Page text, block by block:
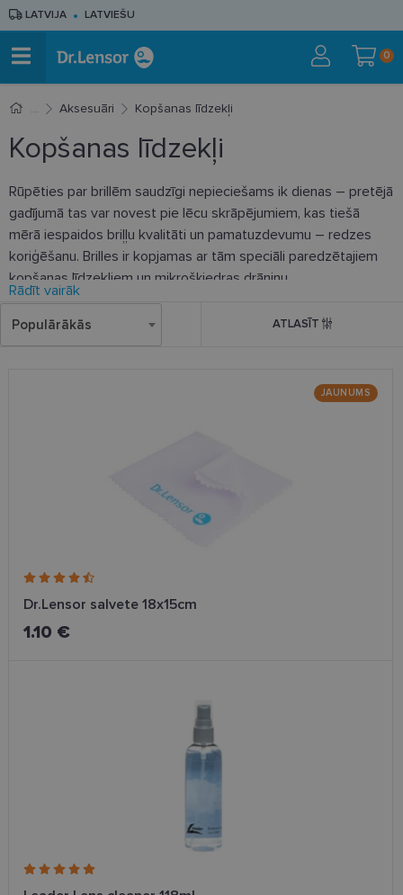
LATVIJA LATVIEŠU
0
Aksesuāri Kopšanas līdzekļi
Kopšanas līdzekļi
Rūpēties par brillēm saudzīgi nepieciešams ik dienas – pretējā
gadījumā tas var novest pie lēcu skrāpējumiem, kas tiešā
mērā iespaidos briļļu kvalitāti un pamatuzdevumu – redzes
koriģēšanu. Brilles ir kopjamas ar tām speciāli paredzētajiem
kopšanas līdzekļiem un mikrošķiedras drāniņu.
Rādīt vairāk
Populārākās ATLASĪT
JAUNUMS
Dr.Lensor salvete 18x15cm
1.10 €